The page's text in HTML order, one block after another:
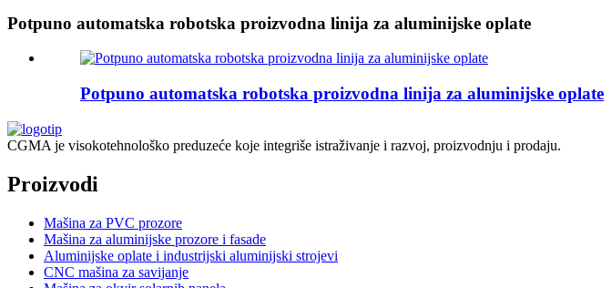
Potpuno automatska robotska proizvodna linija za aluminijske oplate
Potpuno automatska robotska proizvodna linija za aluminijske oplate
CGMA je visokotehnološko preduzeće koje integriše istraživanje i razvoj, proizvodnju i prodaju.
Proizvodi
Mašina za PVC prozore
Mašina za aluminijske prozore i fasade
Aluminijske oplate i industrijski aluminijski strojevi
CNC mašina za savijanje